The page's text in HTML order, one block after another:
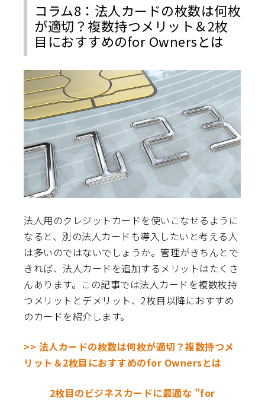
コラム8：法人カードの枚数は何枚
が適切？複数持つメリット＆2枚
目におすすめのfor Ownersとは
法人用のクレジットカードを使いこなせるように
なると、別の法人カードも導入したいと考える人
は多いのではないでしょうか。管理がきちんとで
きれば、法人カードを追加するメリットはたくさ
んあります。この記事では法人カードを複数枚持
つメリットとデメリット、2枚目以降におすすめ
のカードを紹介します。
>> 法人カードの枚数は何枚が適切？複数持つメ
リット＆2枚目におすすめのfor Ownersとは
2枚目のビジネスカードに最適な ”for